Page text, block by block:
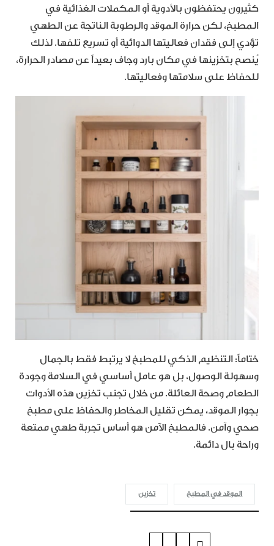
كثيرون يحتفظون بالأدوية أو المكملات الغذائية في
المطبخ، لكن حرارة الموقد والرطوبة الناتجة عن الطهي
تؤدي إلى فقدان فعاليتها الدوائية أو تسريع تلفها. لذلك
يُنصح بتخزينها في مكان بارد وجاف بعيداً عن مصادر الحرارة،
للحفاظ على سلامتها وفعاليتها.
ختاماً: التنظيم الذكي للمطبخ لا يرتبط فقط بالجمال
وسهولة الوصول، بل هو عامل أساسي في السلامة وجودة
الطعام وصحة العائلة. من خلال تجنب تخزين هذه الأدوات
بجوار الموقد، يمكن تقليل المخاطر والحفاظ على مطبخ
صحي وآمن. فالمطبخ الآمن هو أساس تجربة طهي ممتعة
وراحة بال دائمة.
الموقد في المطبخ تخزين